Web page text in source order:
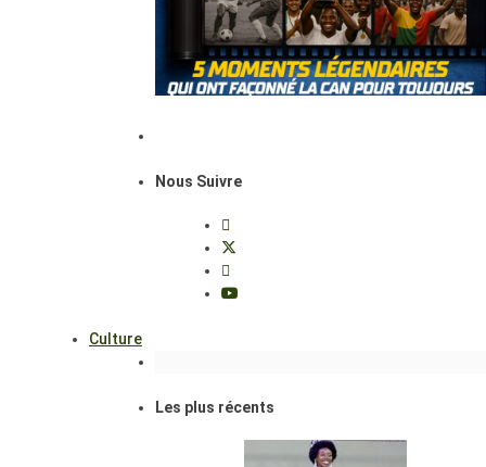
Nous Suivre
Culture
Les plus récents